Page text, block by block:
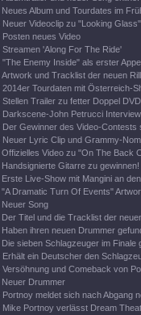
Neues Album und Tourdates im
Neuer Videoclip zu "Looking
Posten neues Video
Streamen 'Along For The Ride'
"The Enemy Inside" als erster
Artwork und Tracklist der neuen
2014er Tourdaten mit Österreich-
Stellen Trailer zu fetter Doppel
Darkscene-John Petrucci
Der Gewinner des Video-Contests
Neuer Lyric Clip und Grammy-
Offizielles Video zu "On The Back
Handsignierte Gitarre zu gewinnen!
Erste Live-Show mit Mangini an
"A Dramatic Turn Of Events"
Neuer Song
Der Titel und die Tracklist der
Haben ihren neuen Drummer
Die sieben Schlagzeuger im Finale
Erhält ein Deutscher den
Versöhnung und Comeback von
Neuer Drummer
Portnoy meldet sich nach Abgang
Mike Portnoy verlässt Dream